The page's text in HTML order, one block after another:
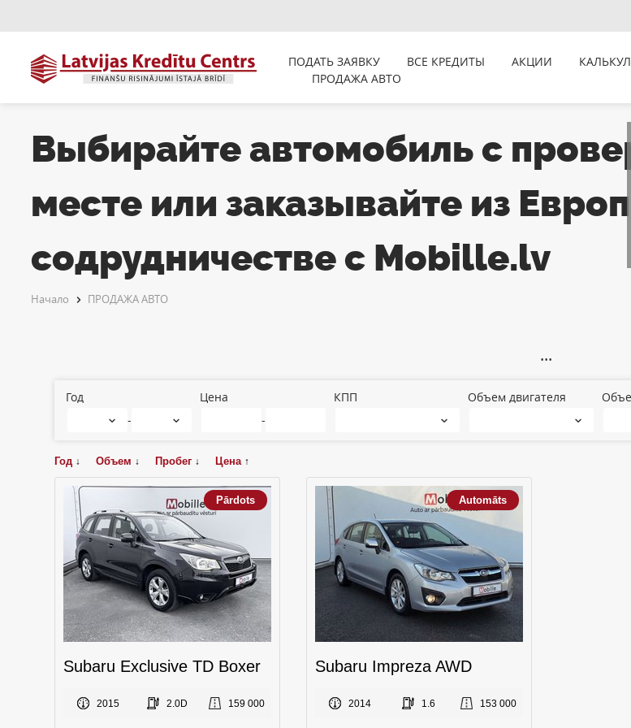
ПОДАТЬ ЗАЯВКУ ВСЕ КРЕДИТЫ АКЦИИ
ПРОДАЖА АВТО
Выбирайте автомобиль с
месте или заказывайте из
содрудничестве с Mobille.lv
Начало ПРОДАЖА АВТО
···
Год Цена КПП Объем двигателя
-
-
Год ↓ Объем ↓ Пробег ↓ Цена ↑
Pārdots
Subaru Exclusive TD Boxer
2015 2.0D 159 000
Automāts
Subaru Impreza AWD
2014 1.6 153 000